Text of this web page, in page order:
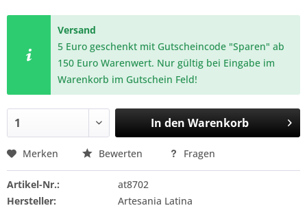
Versand
5 Euro geschenkt mit Gutscheincode "Sparen" ab
150 Euro Warenwert. Nur gültig bei Eingabe im
Warenkorb im Gutschein Feld!
In den Warenkorb
Merken Bewerten Fragen
Artikel-Nr.:
at8702
Hersteller:
Artesania Latina